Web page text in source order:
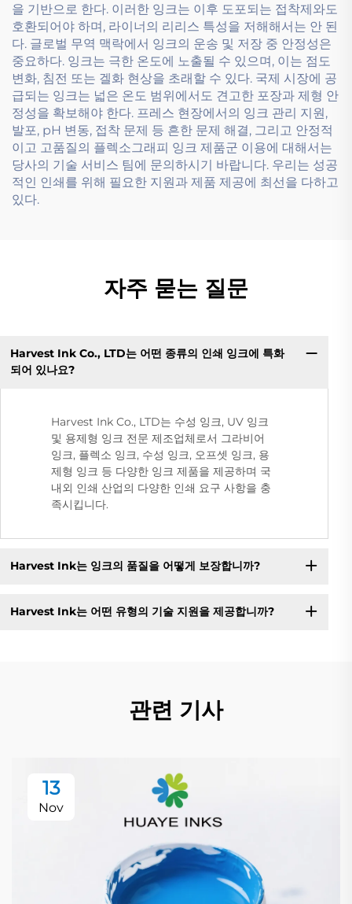
을 기반으로 한다. 이러한 잉크는 이후 도포되는 접착제와도
호환되어야 하며, 라이너의 리리스 특성을 저해해서는 안 된
다. 글로벌 무역 맥락에서 잉크의 운송 및 저장 중 안정성은
중요하다. 잉크는 극한 온도에 노출될 수 있으며, 이는 점도
변화, 침전 또는 겔화 현상을 초래할 수 있다. 국제 시장에 공
급되는 잉크는 넓은 온도 범위에서도 견고한 포장과 제형 안
정성을 확보해야 한다. 프레스 현장에서의 잉크 관리 지원,
발포, pH 변동, 접착 문제 등 흔한 문제 해결, 그리고 안정적
이고 고품질의 플렉소그래피 잉크 제품군 이용에 대해서는
당사의 기술 서비스 팀에 문의하시기 바랍니다. 우리는 성공
적인 인쇄를 위해 필요한 지원과 제품 제공에 최선을 다하고
있다.
자주 묻는 질문
Harvest Ink Co., LTD는 어떤 종류의 인쇄 잉크에 특화
되어 있나요?
Harvest Ink Co., LTD는 수성 잉크, UV 잉크
및 용제형 잉크 전문 제조업체로서 그라비어
잉크, 플렉소 잉크, 수성 잉크, 오프셋 잉크, 용
제형 잉크 등 다양한 잉크 제품을 제공하며 국
내외 인쇄 산업의 다양한 인쇄 요구 사항을 충
족시킵니다.
Harvest Ink는 잉크의 품질을 어떻게 보장합니까?
Harvest Ink는 어떤 유형의 기술 지원을 제공합니까?
관련 기사
13
Nov